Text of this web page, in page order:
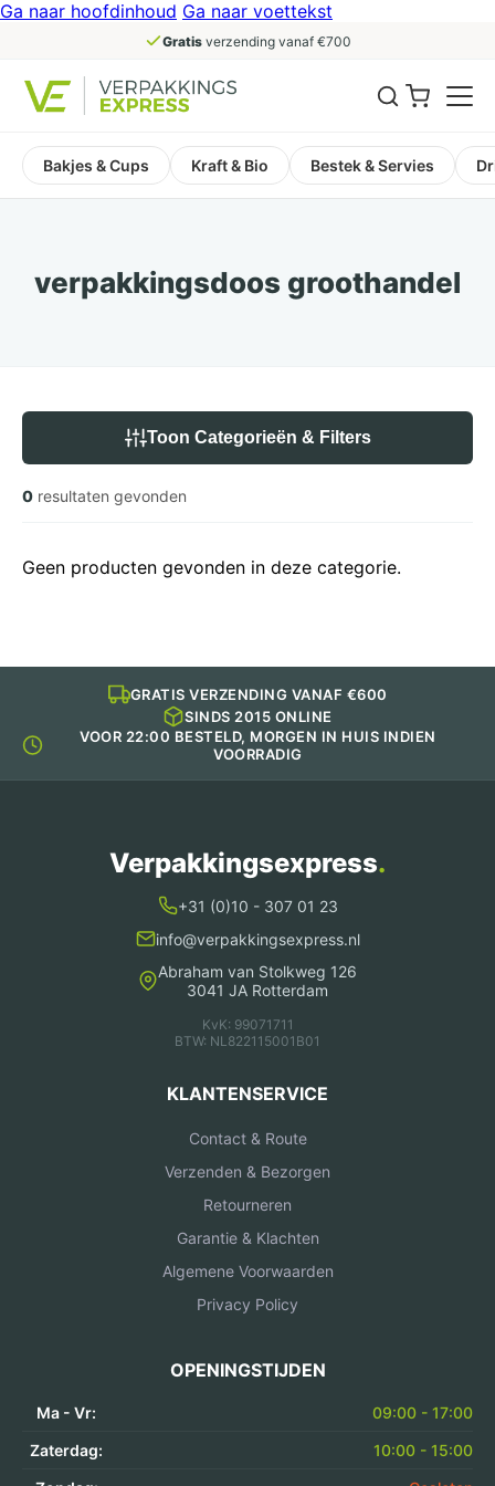
Ga naar hoofdinhoud Ga naar voettekst
Gratisverzending vanaf €700
Bakjes & Cups Kraft & Bio Bestek & Servies
verpakkingsdoos groothandel
Toon Categorieën & Filters
0 resultaten gevonden
Geen producten gevonden in deze categorie.
GRATIS VERZENDING VANAF €600
SINDS 2015 ONLINE
VOOR 22:00 BESTELD, MORGEN IN HUIS INDIEN
VOORRADIG
Verpakkingsexpress.
+31 (0)10 - 307 01 23
info@verpakkingsexpress.nl
Abraham van Stolkweg 126
3041 JA Rotterdam
KvK: 99071711
BTW: NL822115001B01
KLANTENSERVICE
Contact & Route
Verzenden & Bezorgen
Retourneren
Garantie & Klachten
Algemene Voorwaarden
Privacy Policy
OPENINGSTIJDEN
Ma - Vr:
09:00 - 17:00
Zaterdag:
10:00 - 15:00